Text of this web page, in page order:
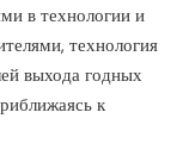
в технологии и
технология
выхода годных
к